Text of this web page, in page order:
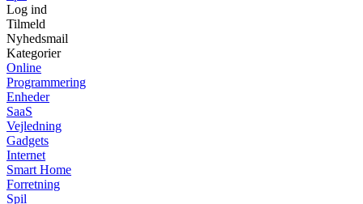
Log ind
Tilmeld
Nyhedsmail
Kategorier
Online
Programmering
Enheder
SaaS
Vejledning
Gadgets
Internet
Smart Home
Forretning
Spil